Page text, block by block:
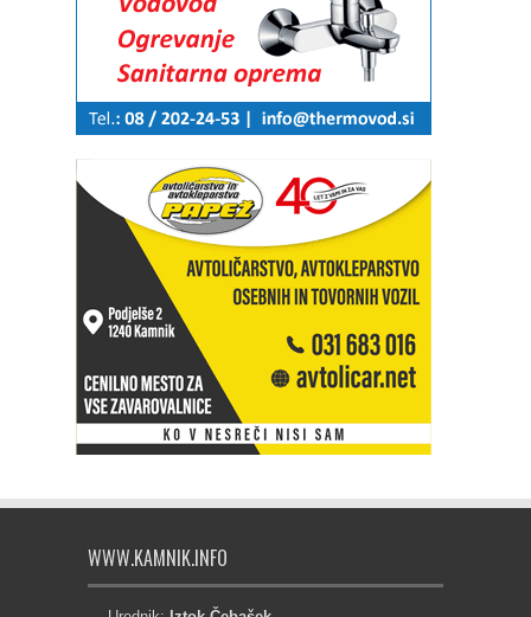
WWW.KAMNIK.INFO